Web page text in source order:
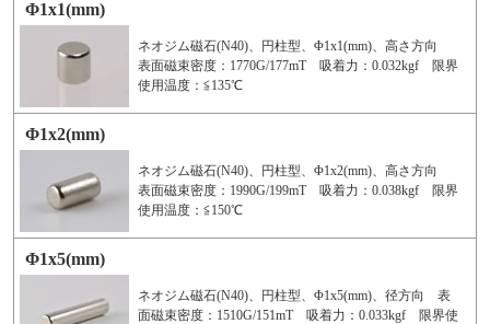
Φ1x1(mm)
ネオジム磁石(N40)、円柱型、Φ1x1(mm)、高さ方向
表面磁束密度：1770G/177mT 吸着力：0.032kgf 限界
使用温度：≦135℃
Φ1x2(mm)
ネオジム磁石(N40)、円柱型、Φ1x2(mm)、高さ方向
表面磁束密度：1990G/199mT 吸着力：0.038kgf 限界
使用温度：≦150℃
Φ1x5(mm)
ネオジム磁石(N40)、円柱型、Φ1x5(mm)、径方向 表
面磁束密度：1510G/151mT 吸着力：0.033kgf 限界使